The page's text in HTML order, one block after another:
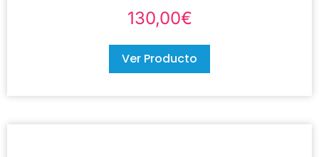
130,00€
Ver Producto